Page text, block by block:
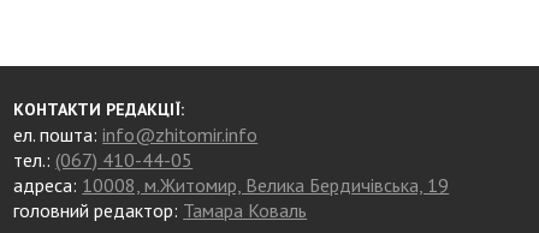
КОНТАКТИ РЕДАКЦІЇ:
ел. пошта:info@zhitomir.info
тел.: (067) 410-44-05
адреса: 10008, м.Житомир, Велика Бердичівська, 19
головний редактор: Тамара Коваль